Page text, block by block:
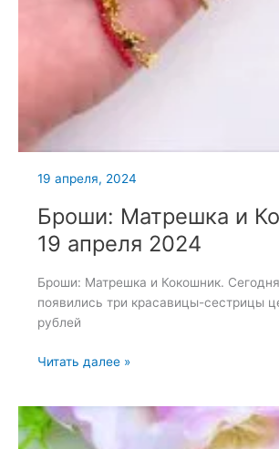
19 апреля, 2024
Броши: Матрешка и
19 апреля 2024
Броши: Матрешка и Кокошник.
появились три красавицы-сестрицы
рублей
Броши:
Кокошник
—
Читать далее »